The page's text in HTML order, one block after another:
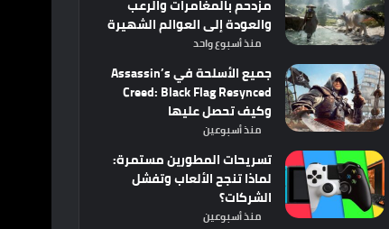
مزدحم بالمغامرات والرعب
والعودة إلى العوالم الشهيرة
منذ أسبوع واحد
جميع الأسلحة في Assassin’s
Creed: Black Flag Resynced
وكيف تحصل عليها
منذ أسبوعين
تسريحات المطورين مستمرة:
لماذا تنجح الألعاب وتفشل
الشركات؟
منذ أسبوعين